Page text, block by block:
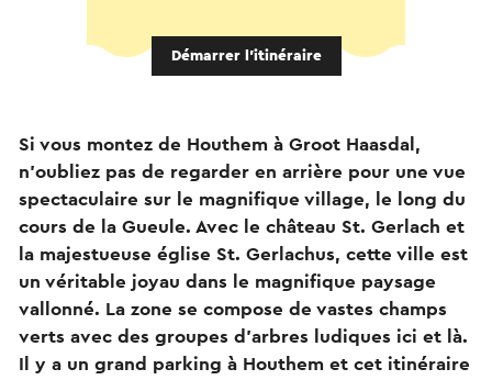
Démarrer l’itinéraire
Si vous montez de Houthem à Groot Haasdal,
n'oubliez pas de regarder en arrière pour une vue
spectaculaire sur le magnifique village, le long du
cours de la Gueule. Avec le château St. Gerlach et
la majestueuse église St. Gerlachus, cette ville est
un véritable joyau dans le magnifique paysage
vallonné. La zone se compose de vastes champs
verts avec des groupes d'arbres ludiques ici et là.
Il y a un grand parking à Houthem et cet itinéraire